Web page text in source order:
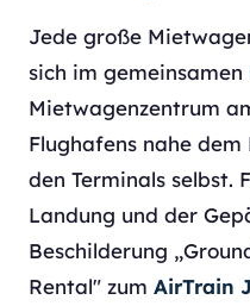
Jede große
sich im gemeinsamen
Mietwagenzentrum
Flughafens nahe
den Terminals selbst.
Landung und der
Beschilderung
Rental" zum AirTrain